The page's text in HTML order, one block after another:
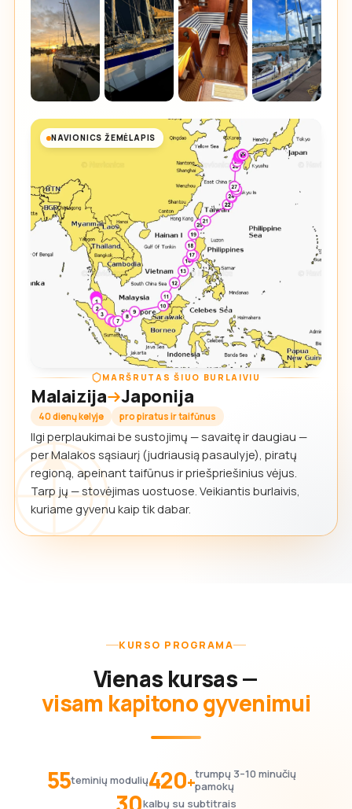
NAVIONICS ŽEMĖLAPIS
MARŠRUTAS ŠIUO BURLAIVIU
Malaizija Japonija
40 dienų kelyje pro piratus ir taifūnus
Ilgi perplaukimai be sustojimų — savaitę ir daugiau —
per Malakos sąsiaurį (judriausią pasaulyje), piratų
regioną, apeinant taifūnus ir priešpriešinius vėjus.
Tarp jų — stovėjimas uostuose. Veikiantis burlaivis,
kuriame gyvenu kaip tik dabar.
KURSO PROGRAMA
Vienas kursas —
visam kapitono gyvenimui
55teminių modulių420+trumpų 3–10 minučių
pamokų
kalbų su subtitrais